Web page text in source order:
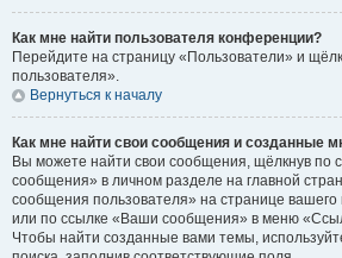
Как мне найти пользователя конференции?
Перейдите на страницу «Пользователи» и
пользователя».
Вернуться к началу
Как мне найти свои сообщения и созданные
Вы можете найти свои сообщения, щёлкнув по
сообщения» в личном разделе на главной
сообщения пользователя» на странице
или по ссылке «Ваши сообщения» в меню
Чтобы найти созданные вами темы,